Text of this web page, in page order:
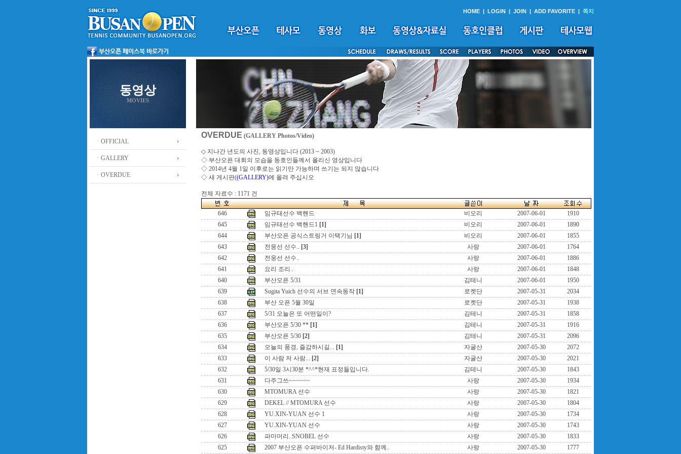
HOME | LOGIN | JOIN | ADD FAVORITE | 쪽지
동영상
MOVIES
ㆍOFFICIAL
ㆍGALLERY
ㆍOVERDUE
OVERDUE (GALLERY Photos/Video)
◇ 지나간 년도의 사진, 동영상입니다 (2013 ~ 2003)
◇ 부산오픈 대회의 모습을 동호인들께서 올리신 영상입니다
◇ 2014년 4월 1일 이후로는 읽기만 가능하며 쓰기는 되지 않습니다
◇ 새 게시판((GALLERY)에 올려 주십시오
전체 자료수 : 1171 건
646 임규태선수 백핸드 비오리 2007-06-01
1910
645
임규태선수 백핸드1 [1] 비오리 2007-06-01
1890
644
부산오픈 공식스트링거 이택기님 [1] 비오리 2007-06-01
1855
643
전웅선 선수.. [3] 사랑 2007-06-01
1764
642
전웅선 선수.. 사랑 2007-06-01
1886
641
요리 조리.. 사랑 2007-06-01
1848
640
부산오픈 5/31 김테니 2007-06-01
1950
639
Sugita Yuich 선수의 서브 연속동작 [1] 로켓단 2007-05-31
2034
638
부산 오픈 5월 30일 로켓단 2007-05-31
1938
637
5/31 오늘은 또 어떤일이? 김테니 2007-05-31
1858
636
부산오픈 5/30 ** [1] 김테니 2007-05-31
1916
635
부산오픈 5/30 [2] 김테니 2007-05-31
2096
634
오늘의 풍경, 즐감하시길... [1] 자굴산 2007-05-30
2072
633
이 사람 저 사람... [2] 자굴산 2007-05-30
2021
632
5/30일 3시30분 *^^*현재 표정들입니다. 김테니 2007-05-30
1843
631
다주그쓰~~~~~~ 사랑 2007-05-30
1934
630
MTOMURA 선수 사랑 2007-05-30
1821
629
DEKEL // MTOMURA 선수 사랑 2007-05-30
1804
628
YU.XIN-YUAN 선수 1 사랑 2007-05-30
1734
627
YU.XIN-YUAN 선수 사랑 2007-05-30
1743
626
파마머리..SNOBEL 선수 사랑 2007-05-30
1833
625
2007 부산오픈 수퍼바이저- Ed Hardisty와 함께.. 사랑 2007-05-30 1777